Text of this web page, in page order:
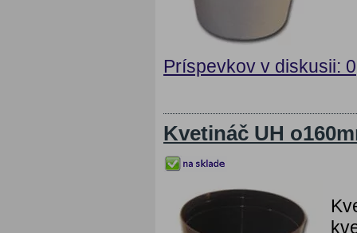
Príspevkov v diskusii: 0
Kvetináč UH